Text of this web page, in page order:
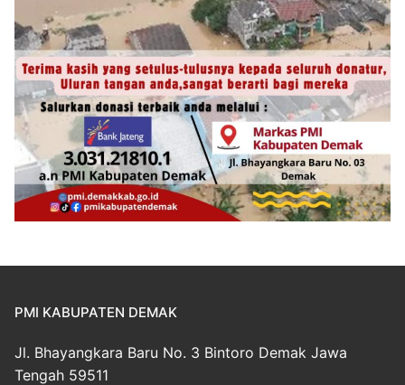
PMI KABUPATEN DEMAK
Jl. Bhayangkara Baru No. 3 Bintoro Demak Jawa
Tengah 59511